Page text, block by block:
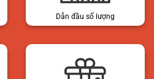
Dẫn đầu số lượng